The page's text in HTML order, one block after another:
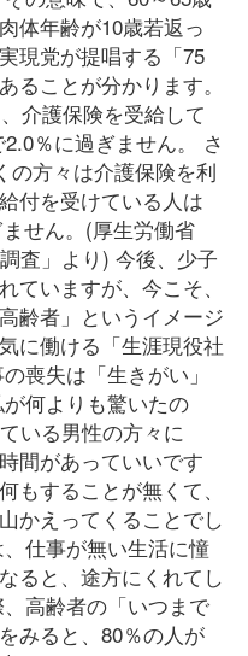
体年齢が10歳若返っ
現党が提唱する「75
ることが分かります。
介護保険を受給して
％に過ぎません。 さ
の方々は介護保険を利
付を受けている人は
せん。(厚生労働省
査」より) 今後、少子
ていますが、今こそ、
齢者」というイメージ
に働ける「生涯現役社
喪失は「生きがい」
何よりも驚いたの
いる男性の方々に
間があっていいです
もすることが無くて、
かえってくることでし
仕事が無い生活に憧
ると、途方にくれてし
高齢者の「いつまで
みると、80％の人が